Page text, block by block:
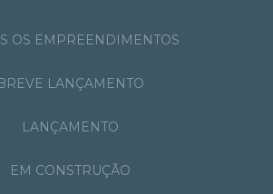
OS EMPREENDIMENTOS
LANÇAMENTO
LANÇAMENTO
EM CONSTRUÇÃO